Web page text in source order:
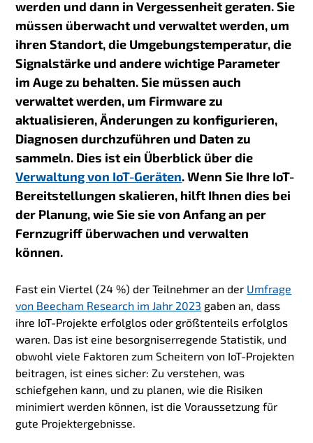
werden und dann in Vergessenheit geraten. Sie
müssen überwacht und verwaltet werden, um
ihren Standort, die Umgebungstemperatur, die
Signalstärke und andere wichtige Parameter
im Auge zu behalten. Sie müssen auch
verwaltet werden, um Firmware zu
aktualisieren, Änderungen zu konfigurieren,
Diagnosen durchzuführen und Daten zu
sammeln. Dies ist ein Überblick über die
Verwaltung von IoT-Geräten. Wenn Sie Ihre IoT-
Bereitstellungen skalieren, hilft Ihnen dies bei
der Planung, wie Sie sie von Anfang an per
Fernzugriff überwachen und verwalten
können.
Fast ein Viertel (24 %) der Teilnehmer an der Umfrage
von Beecham Research im Jahr 2023 gaben an, dass
ihre IoT-Projekte erfolglos oder größtenteils erfolglos
waren. Das ist eine besorgniserregende Statistik, und
obwohl viele Faktoren zum Scheitern von IoT-Projekten
beitragen, ist eines sicher: Zu verstehen, was
schiefgehen kann, und zu planen, wie die Risiken
minimiert werden können, ist die Voraussetzung für
gute Projektergebnisse.